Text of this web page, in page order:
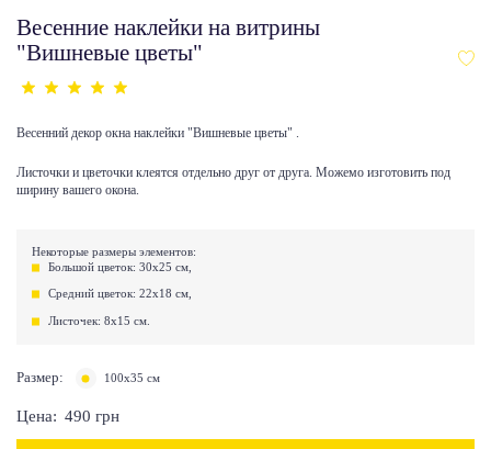
Весенние наклейки на витрины
"Вишневые цветы"
Весенний декор окна наклейки "Вишневые цветы" .
Листочки и цветочки клеятся отдельно друг от друга. Можемо изготовить под
ширину вашего окона.
Некоторые размеры элементов:
Большой цветок: 30х25 см,
Средний цветок: 22х18 см,
Листочек: 8х15 см.
Размер: 100x35 см
Цена: 490 грн